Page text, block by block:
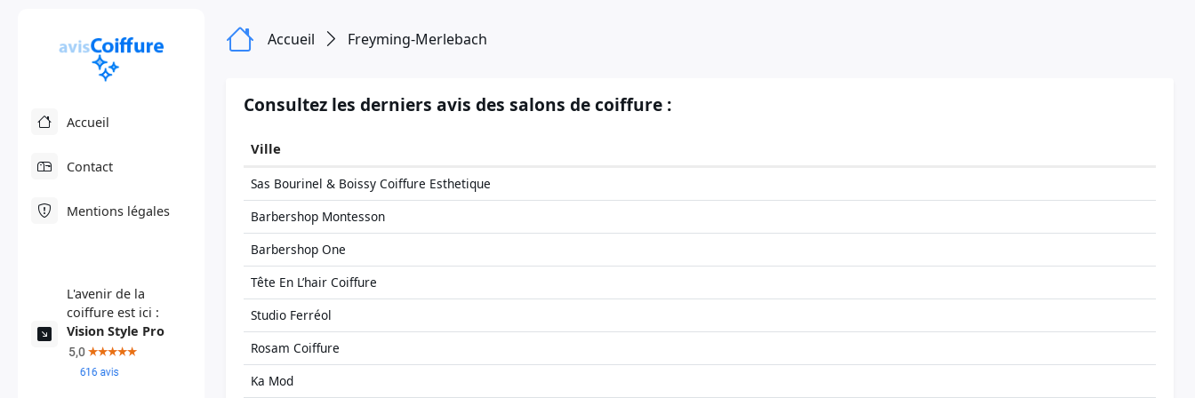
Accueil
Contact
Mentions légales
L'avenir de la
coiffure est ici :
Vision Style Pro
Accueil Freyming-Merlebach
Consultez les derniers avis des salons de coiffure :
Ville
Sas Bourinel & Boissy Coiffure Esthetique
Barbershop Montesson
Barbershop One
Tête En L’hair Coiffure
Studio Ferréol
Rosam Coiffure
Ka Mod